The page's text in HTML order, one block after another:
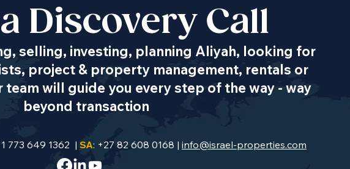
Discovery Call
selling, investing, planning Aliyah, looking for
project & property management, rentals or
team will guide you every step of the way - way
beyond transaction
773 649 1362 | SA: +27 82 608 0168 | info@israel-properties.com